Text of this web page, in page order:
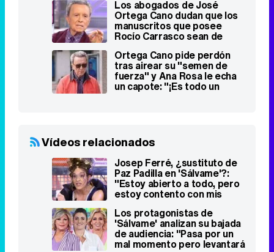
Los abogados de José
Ortega Cano dudan que los
manuscritos que posee
Rocío Carrasco sean de
Ortega Cano pide perdón
tras airear su "semen de
fuerza" y Ana Rosa le echa
un capote: "¡Es todo un
Vídeos relacionados
Josep Ferré, ¿sustituto de
Paz Padilla en 'Sálvame'?:
"Estoy abierto a todo, pero
estoy contento con mis
parodias"
Los protagonistas de
'Sálvame' analizan su bajada
de audiencia: "Pasa por un
mal momento pero levantará